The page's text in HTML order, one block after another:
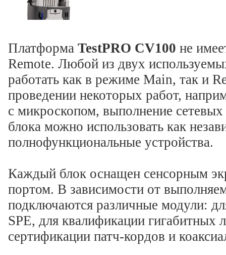
Платформа TestPRO CV100 не
Remote. Любой из двух
работать как в режиме Main, так и
проведении некоторых работ,
с микроскопом, выполнение
блока можно использовать как
полнофункциональные устройства.
Каждый блок оснащен сенсорным
портом. В зависимости от
подключаются различные модули:
SPE, для квалификации гигабитных
сертификации патч-кордов и